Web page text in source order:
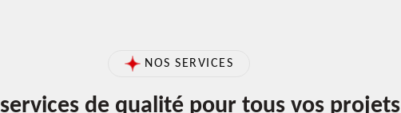
NOS SERVICES
de qualité pour tous vos projets